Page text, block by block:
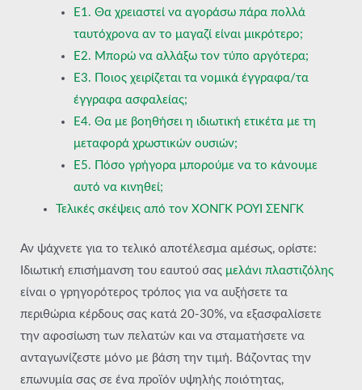
Ε1. Θα χρειαστεί να αγοράσω πάρα πολλά
ταυτόχρονα αν το μαγαζί είναι μικρότερο;
Ε2. Μπορώ να αλλάξω τον τύπο αργότερα;
Ε3. Ποιος χειρίζεται τα νομικά έγγραφα/τα
έγγραφα ασφαλείας;
Ε4. Θα με βοηθήσει η ιδιωτική ετικέτα με τη
μεταφορά χρωστικών ουσιών;
Ε5. Πόσο γρήγορα μπορούμε να το κάνουμε
αυτό να κινηθεί;
Τελικές σκέψεις από τον ΧΟΝΓΚ ΡΟΥΙ ΣΕΝΓΚ
Αν ψάχνετε για το τελικό αποτέλεσμα αμέσως, ορίστε:
Ιδιωτική επισήμανση του εαυτού σας μελάνι πλαστιζόλης
είναι ο γρηγορότερος τρόπος για να αυξήσετε τα
περιθώρια κέρδους σας κατά 20-30%, να εξασφαλίσετε
την αφοσίωση των πελατών και να σταματήσετε να
ανταγωνίζεστε μόνο με βάση την τιμή. Βάζοντας την
επωνυμία σας σε ένα προϊόν υψηλής ποιότητας,